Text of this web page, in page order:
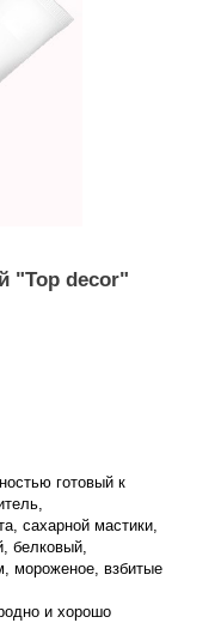
"Top decor"
готовый к
сахарной мастики,
белковый,
мороженое, взбитые
и хорошо